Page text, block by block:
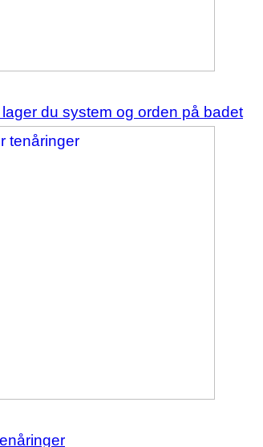
du system og orden på badet